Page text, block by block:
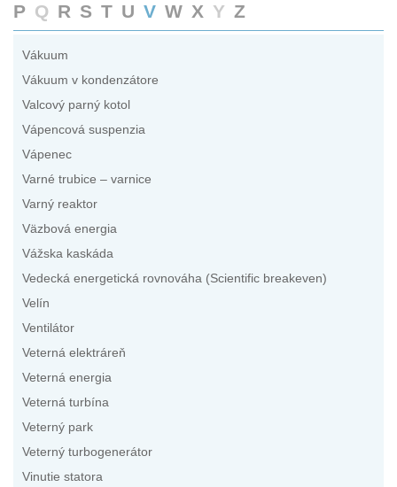
P Q R S T U V W X Y Z
Vákuum
Vákuum v kondenzátore
Valcový parný kotol
Vápencová suspenzia
Vápenec
Varné trubice – varnice
Varný reaktor
Väzbová energia
Vážska kaskáda
Vedecká energetická rovnováha (Scientific breakeven)
Velín
Ventilátor
Veterná elektráreň
Veterná energia
Veterná turbína
Veterný park
Veterný turbogenerátor
Vinutie statora